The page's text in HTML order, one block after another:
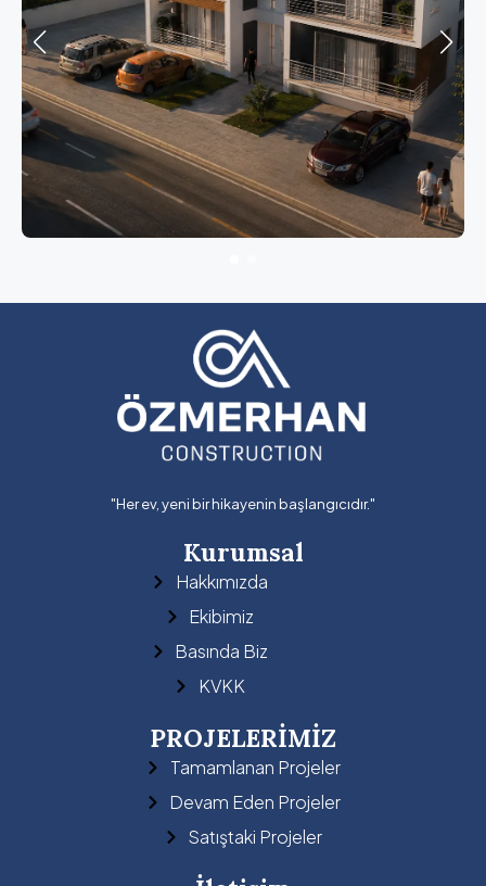
"Her ev, yeni bir hikayenin başlangıcıdır."
Kurumsal
Hakkımızda
Ekibimiz
Basında Biz
KVKK
PROJELERİMİZ
Tamamlanan Projeler
Devam Eden Projeler
Satıştaki Projeler